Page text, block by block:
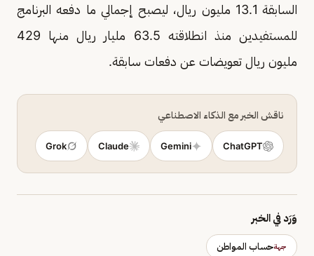
السابقة 13.1 مليون ريال، ليصبح إجمالي ما دفعه البرنامج
للمستفيدين منذ انطلاقته 63.5 مليار ريال منها 429
مليون ريال تعويضات عن دفعات سابقة.
ناقش الخبر مع الذكاء الاصطناعي
ChatGPT
Gemini
Claude
Grok
وَرَد في الخبر
جهةحساب المواطن